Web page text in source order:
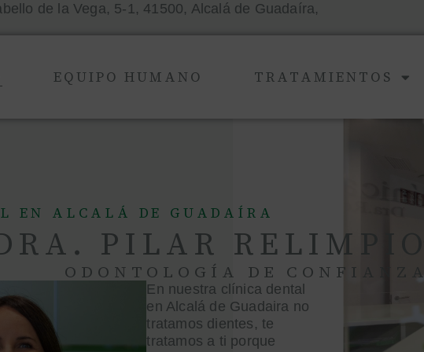
de la Vega, 5-1, 41500, Alcalá de Guadaíra,
EQUIPO HUMANO TRATAMIENTOS
EN ALCALÁ DE GUADAÍRA
PILAR RELIMPIO
ODONTOLOGÍA DE CONFIANZA
En nuestra clínica dental
en Alcalá de Guadaira no
tratamos dientes, te
tratamos a ti porque